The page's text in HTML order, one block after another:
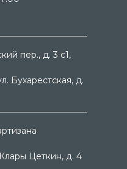
пер., д. 3 c1,
Бухарестская, д.
Клары Цеткин, д. 4